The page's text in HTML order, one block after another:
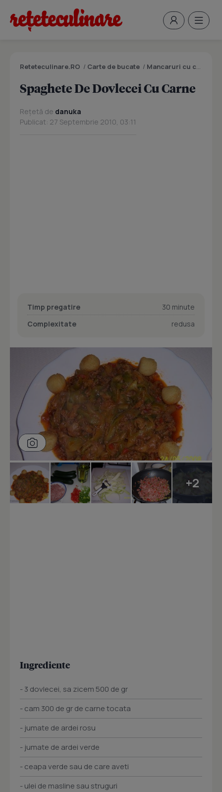
Reteteculinare.RO / Carte de bucate / Mancaruri cu carne
Spaghete De Dovlecei Cu Carne
Rețetă de danuka
Publicat: 27 Septembrie 2010, 03:11
Timp pregatire
30 minute
Complexitate
redusa
+2
Ingrediente
- 3 dovlecei, sa zicem 500 de gr
- cam 300 de gr de carne tocata
- jumate de ardei rosu
- jumate de ardei verde
- ceapa verde sau de care aveti
- ulei de masline sau struguri